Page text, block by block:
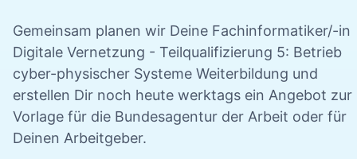
Gemeinsam planen wir Deine Fachinformatiker/-in
Digitale Vernetzung - Teilqualifizierung 5: Betrieb
cyber-physischer Systeme Weiterbildung und
erstellen Dir noch heute werktags ein Angebot zur
Vorlage für die Bundesagentur der Arbeit oder für
Deinen Arbeitgeber.